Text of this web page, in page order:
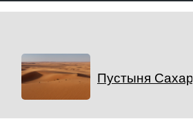
Пустыня Сахара